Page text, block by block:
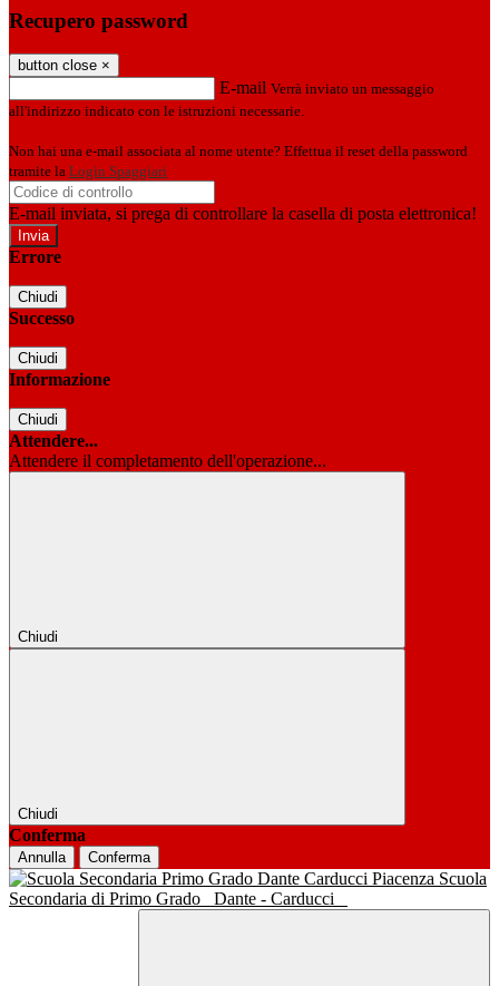
Recupero password
button close ×
E-mail Verrà inviato un messaggio
all'indirizzo indicato con le istruzioni necessarie.
Non hai una e-mail associata al nome utente? Effettua il reset della password
tramite la Login Spaggiari
E-mail inviata, si prega di controllare la casella di posta elettronica!
Errore
Chiudi
Successo
Chiudi
Informazione
Chiudi
Attendere...
Attendere il completamento dell'operazione...
Chiudi
Chiudi
Conferma
Annulla Conferma
Scuola
Secondaria di Primo Grado
Dante - Carducci